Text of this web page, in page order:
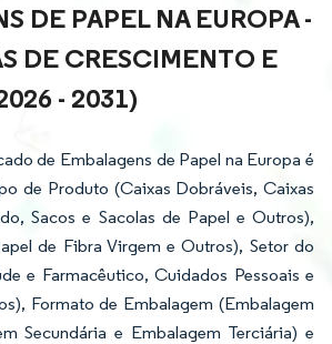
DE PAPEL NA EUROPA -
DE CRESCIMENTO E
- 2031)
de Embalagens de Papel na Europa é
de Produto (Caixas Dobráveis, Caixas
Sacos e Sacolas de Papel e Outros),
de Fibra Virgem e Outros), Setor do
e Farmacêutico, Cuidados Pessoais e
Formato de Embalagem (Embalagem
Secundária e Embalagem Terciária) e